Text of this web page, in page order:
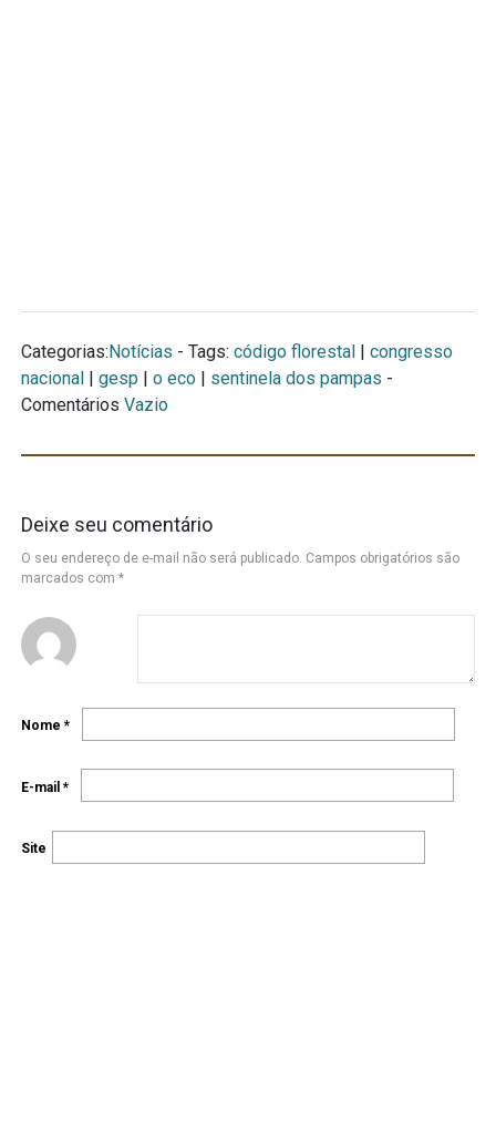
Categorias:Notícias - Tags: código florestal | congresso
nacional | gesp | o eco | sentinela dos pampas -
Comentários Vazio
Deixe seu comentário
O seu endereço de e-mail não será publicado. Campos obrigatórios são
marcados com *
Nome *
E-mail *
Site